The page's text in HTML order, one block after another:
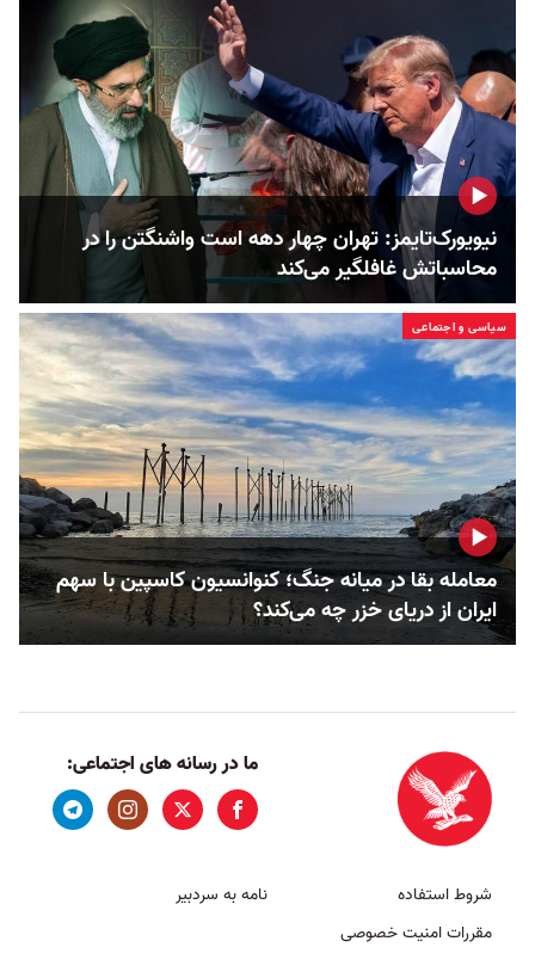
نیویورک‌تایمز: تهران چهار دهه است واشنگتن را در
محاسباتش غافلگیر می‌کند
سیاسی و اجتماعی
معامله بقا در میانه جنگ؛ کنوانسیون کاسپین با سهم
ایران از دریای خزر چه می‌کند؟
ما در رسانه های اجتماعی:
شروط استفاده
مقررات امنیت خصوصی
نامه به سردبیر